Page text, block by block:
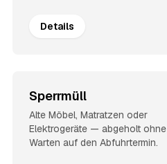
Details
Sperrmüll
Alte Möbel, Matratzen oder
Elektrogeräte — abgeholt ohne
Warten auf den Abfuhrtermin.